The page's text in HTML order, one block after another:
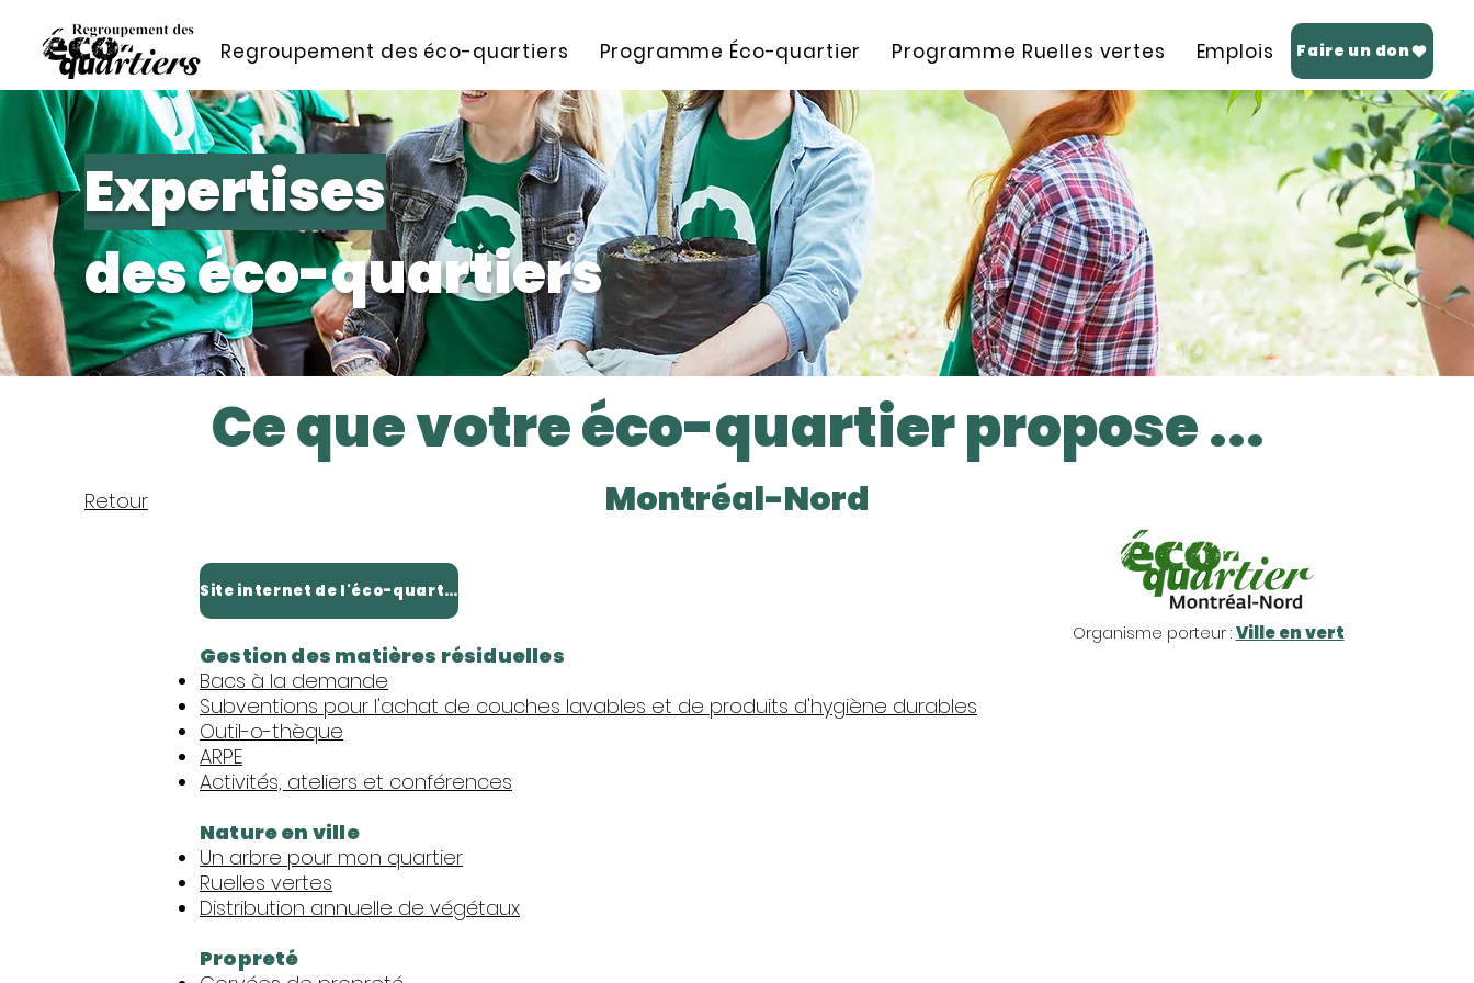
Regroupement des éco-quartiers Programme Éco-quartier Programme Ruelles vertes Emplois Boîte à outils
Faire un don
Expertises
des éco-quartiers
Ce que votre éco-quartier propose ...
Montréal-Nord
Retour
Site internet de l'éco-quartier
Organisme porteur :Ville en vert
Gestion des matières résiduelles
Bacs à la demande
Subventions pour l'achat de couches lavables et de produits d'hygiène durables​
Outil-o-thèque
ARPE
Activités, ateliers et conférences
Nature en ville
Un arbre pour mon quartier
Ruelles vertes
Distribution annuelle de végétaux
Propreté